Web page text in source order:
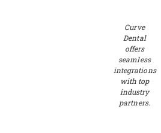
Curve
Dental
offers
seamless
integrations
with top
industry
partners.